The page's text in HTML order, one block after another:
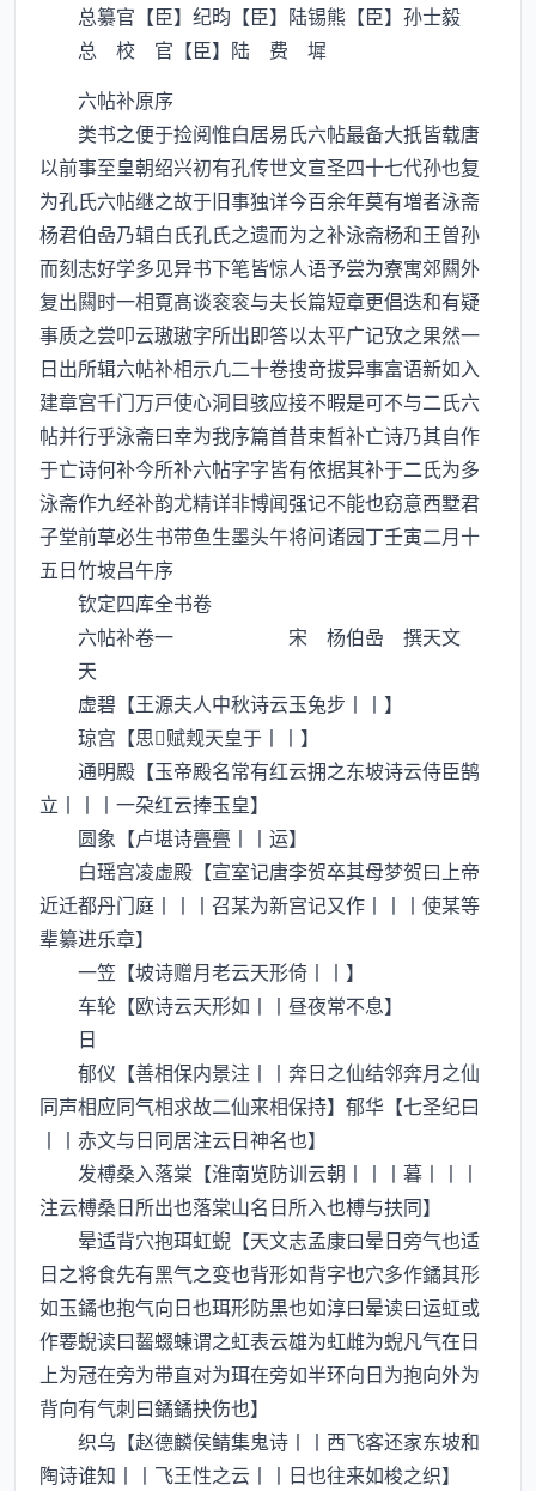
总纂官【臣】纪昀【臣】陆锡熊【臣】孙士毅
总 校 官【臣】陆 费 墀
六帖补原序
类书之便于捡阅惟白居易氏六帖最备大扺皆载唐
以前事至皇朝绍兴初有孔传世文宣圣四十七代孙也复
为孔氏六帖继之故于旧事独详今百余年莫有増者泳斋
杨君伯喦乃辑白氏孔氏之遗而为之补泳斋杨和王曽孙
而刻志好学多见异书下笔皆惊人语予尝为寮寓郊闗外
复出闗时一相覔髙谈衮衮与夫长篇短章更倡迭和有疑
事质之尝叩云璈璈字所出即答以太平广记攷之果然一
日出所辑六帖补相示凢二十卷搜竒拔异事富语新如入
建章宫千门万戸使心洞目骇应接不暇是可不与二氏六
帖并行乎泳斋曰幸为我序篇首昔束晳补亡诗乃其自作
于亡诗何补今所补六帖字字皆有依据其补于二氏为多
泳斋作九经补韵尤精详非博闻强记不能也窃意西墅君
子堂前草必生书带鱼生墨头午将问诸园丁壬寅二月十
五日竹坡吕午序
钦定四库全书卷
六帖补卷一 宋 杨伯嵒 撰天文
天
虚碧【王源夫人中秋诗云玉兔步丨丨】
琼宫【思赋觌天皇于丨丨】
通明殿【玉帝殿名常有红云拥之东坡诗云侍臣鹄
立丨丨丨一朶红云捧玉皇】
圆象【卢堪诗亹亹丨丨运】
白瑶宫凌虚殿【宣室记唐李贺卒其母梦贺曰上帝
近迁都丹门庭丨丨丨召某为新宫记又作丨丨丨使某等
辈纂进乐章】
一笠【坡诗赠月老云天形倚丨丨】
车轮【欧诗云天形如丨丨昼夜常不息】
日
郁仪【善相保内景注丨丨奔日之仙结邻奔月之仙
同声相应同气相求故二仙来相保持】郁华【七圣纪曰
丨丨赤文与日同居注云日神名也】
发榑桑入落棠【淮南览防训云朝丨丨丨暮丨丨丨
注云榑桑日所出也落棠山名日所入也榑与扶同】
晕适背穴抱珥虹蜺【天文志孟康曰晕日旁气也适
日之将食先有黑气之变也背形如背字也穴多作鐍其形
如玉鐍也抱气向日也珥形防黒也如淳曰晕读曰运虹或
作蜺读曰齧蝃蝀谓之虹表云雄为虹雌为蜺凡气在日
上为冠在旁为带直对为珥在旁如半环向日为抱向外为
背向有气刺曰鐍鐍抉伤也】
织乌【赵德麟侯鲭集鬼诗丨丨西飞客还家东坡和
陶诗谁知丨丨飞王性之云丨丨日也往来如梭之织】